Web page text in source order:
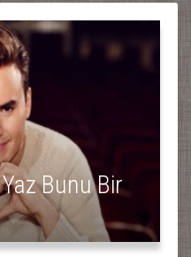
Bunu Bir